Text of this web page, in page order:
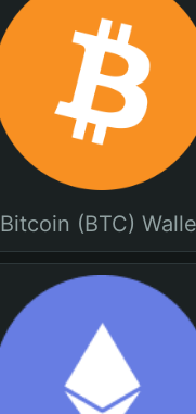
Bitcoin (BTC)